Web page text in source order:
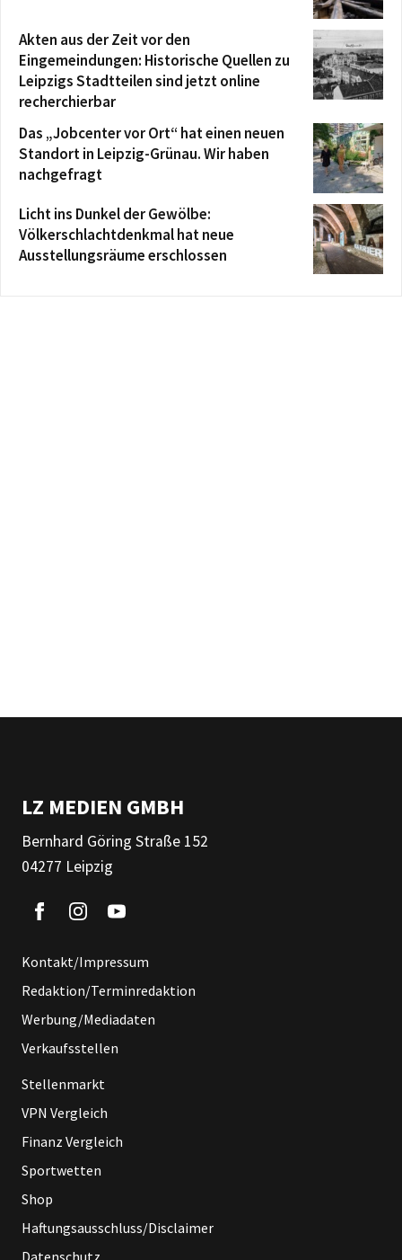
Akten aus der Zeit vor den
Eingemeindungen: Historische Quellen zu
Leipzigs Stadtteilen sind jetzt online
recherchierbar
Das „Jobcenter vor Ort“ hat einen neuen
Standort in Leipzig-Grünau. Wir haben
nachgefragt
Licht ins Dunkel der Gewölbe:
Völkerschlachtdenkmal hat neue
Ausstellungsräume erschlossen
LZ MEDIEN GMBH
Bernhard Göring Straße 152
04277 Leipzig
Kontakt/Impressum
Redaktion/Terminredaktion
Werbung/Mediadaten
Verkaufsstellen
Stellenmarkt
VPN Vergleich
Finanz Vergleich
Sportwetten
Shop
Haftungsausschluss/Disclaimer
Datenschutz